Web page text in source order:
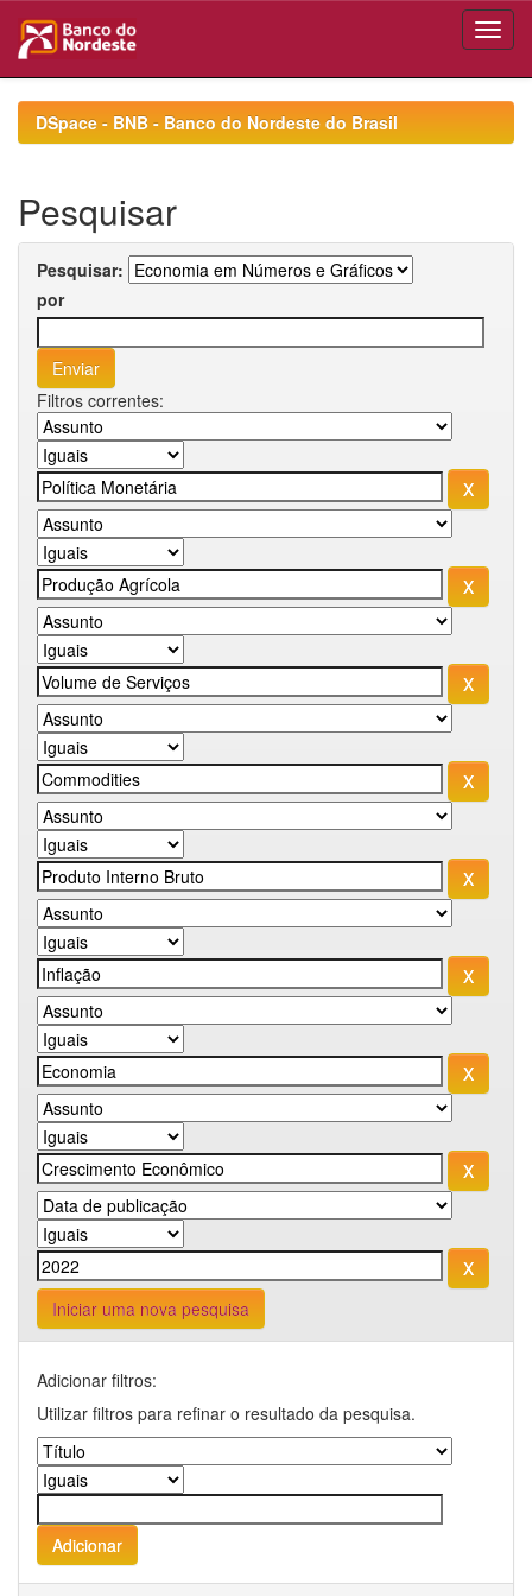
navigationDSpace - BNB - Banco do Nordeste do Brasil
Pesquisar
Pesquisar:
por
Filtros correntes:
Iniciar uma nova pesquisa
Adicionar filtros:
Utilizar filtros para refinar o resultado da pesquisa.